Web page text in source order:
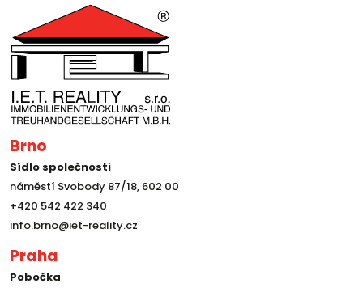
Brno
Sídlo společnosti
náměstí Svobody 87/18, 602 00
+420 542 422 340
info.brno@iet-reality.cz
Praha
Pobočka